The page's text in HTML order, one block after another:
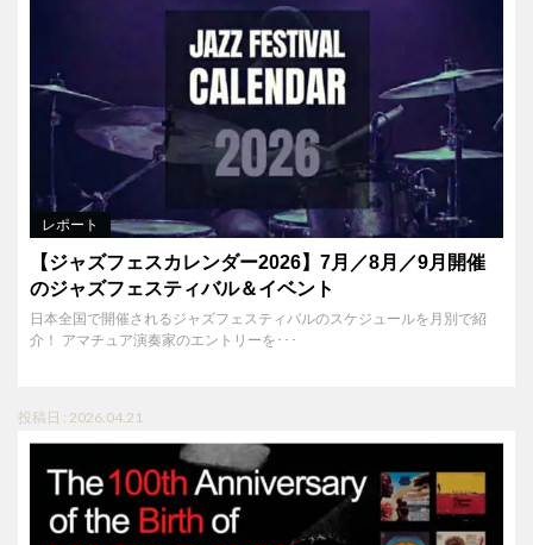
レポート
【ジャズフェスカレンダー2026】7月／8月／9月開催
のジャズフェスティバル＆イベント
日本全国で開催されるジャズフェスティバルのスケジュールを月別で紹
介！ アマチュア演奏家のエントリーを･･･
投稿日 : 2026.04.21